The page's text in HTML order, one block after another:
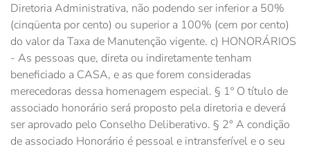
Diretoria Administrativa, não podendo ser inferior a 50%
(cinqüenta por cento) ou superior a 100% (cem por cento)
do valor da Taxa de Manutenção vigente. c) HONORÁRIOS
- As pessoas que, direta ou indiretamente tenham
beneficiado a CASA, e as que forem consideradas
merecedoras dessa homenagem especial. § 1º O título de
associado honorário será proposto pela diretoria e deverá
ser aprovado pelo Conselho Deliberativo. § 2° A condição
de associado Honorário é pessoal e intransferível e o seu